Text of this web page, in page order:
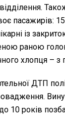
пасажирів:
із
раною
хлопця – з
ДТП
10 років